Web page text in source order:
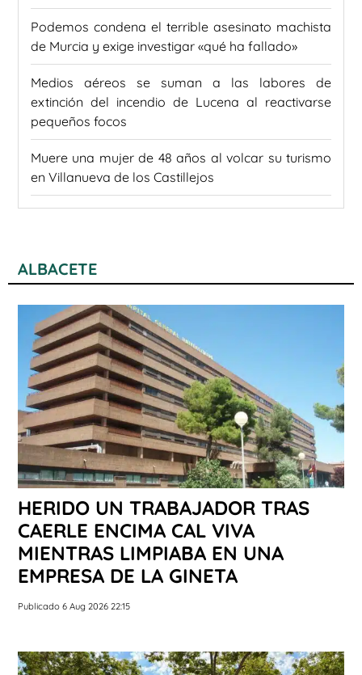
Podemos condena el terrible asesinato machista
de Murcia y exige investigar «qué ha fallado»
Medios aéreos se suman a las labores de
extinción del incendio de Lucena al reactivarse
pequeños focos
Muere una mujer de 48 años al volcar su turismo
en Villanueva de los Castillejos
ALBACETE
HERIDO UN TRABAJADOR TRAS
CAERLE ENCIMA CAL VIVA
MIENTRAS LIMPIABA EN UNA
EMPRESA DE LA GINETA
Publicado 6 Aug 2026 22:15